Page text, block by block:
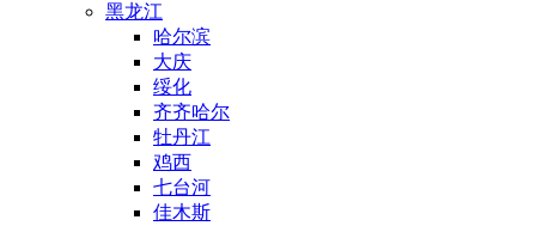
黑龙江
哈尔滨
大庆
绥化
齐齐哈尔
牡丹江
鸡西
七台河
佳木斯